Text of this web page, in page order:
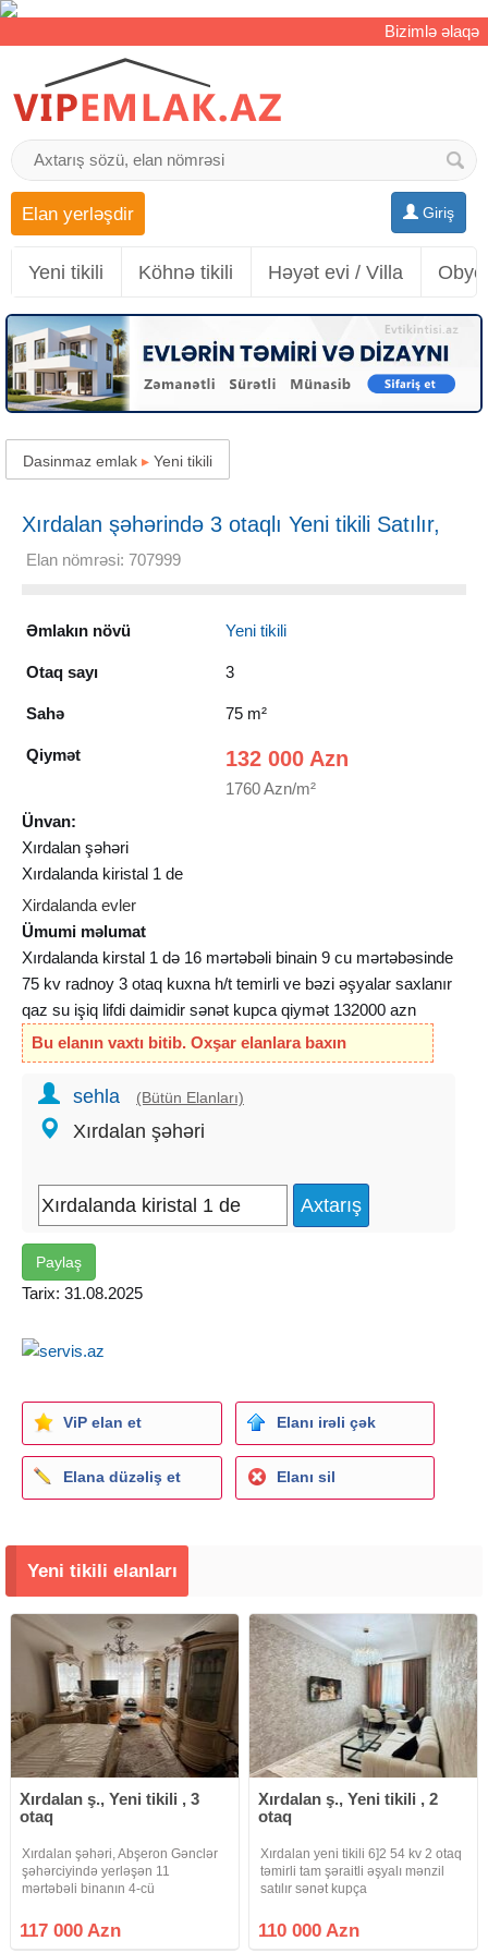
Bizimlə əlaqə
Giriş
Elan yerləşdir
Yeni tikili Köhnə tikili Həyət evi / Villa
Dasinmaz emlak ▸ Yeni tikili
Xırdalan şəhərində 3 otaqlı Yeni tikili Satılır,
75 m²
Elan nömrəsi: 707999
Əmlakın növü Yeni tikili
Otaq sayı 3
Sahə 75 m²
Qiymət 132 000 Azn
1760 Azn/m²
Ünvan:
Xırdalan şəhəri
Xırdalanda kiristal 1 de
Xirdalanda evler
Ümumi məlumat
Xırdalanda kirstal 1 də 16 mərtəbəli binain 9 cu mərtəbəsinde
75 kv radnoy 3 otaq kuxna h/t temirli ve bəzi əşyalar saxlanır
qaz su işiq lifdi daimidir sənət kupca qiymət 132000 azn
Bu elanın vaxtı bitib. Oxşar elanlara baxın
sehla (Bütün Elanları)
Xırdalan şəhəri
Paylaş
Tarix: 31.08.2025
ViP elan et Elanı irəli çək
Elana düzəliş et Elanı sil
Yeni tikili elanları
Xırdalan ş., Yeni tikili , 3
otaq
Xırdalan şəhəri, Abşeron Gənclər
şəhərciyində yerləşən 11
mərtəbəli binanın 4-cü
kv.m olan qanuni 3 otaqlı, orta
təmirli, qismən əşyalı, mənzil
117 000 Azn
Xırdalan ş., Yeni tikili , 2
otaq
Xırdalan yeni tikili 6]2 54 kv 2 otaq
təmirli tam şəraitli əşyalı mənzil
satılır sənət kupça
110 000 Azn